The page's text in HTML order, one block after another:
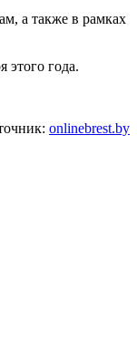
а также в рамках
этого года.
onlinebrest.by